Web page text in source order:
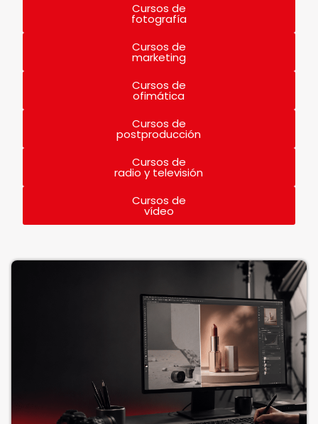
Cursos de
fotografía
Cursos de
marketing
Cursos de
ofimática
Cursos de
postproducción
Cursos de
radio y televisión
Cursos de
vídeo